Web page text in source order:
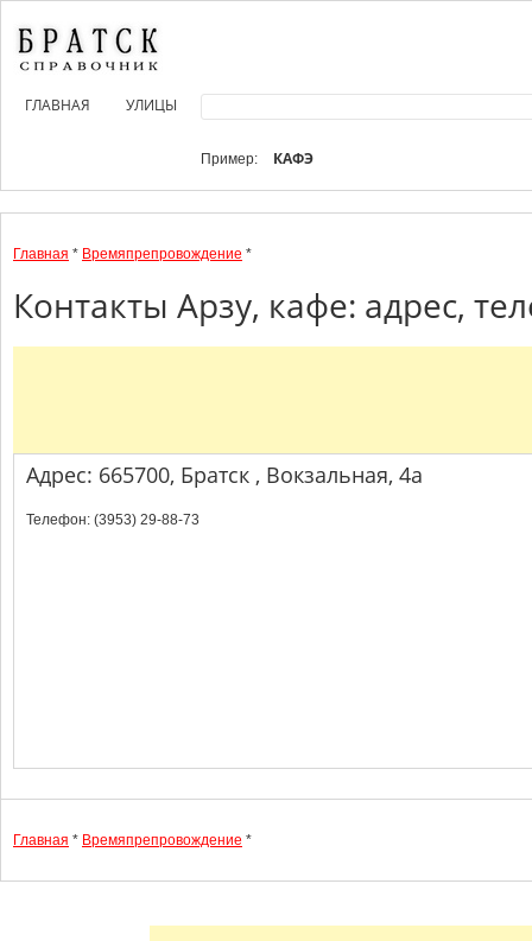
ГЛАВНАЯ УЛИЦЫ
Пример: КАФЭ
Главная * Времяпрепровождение *
Контакты Арзу, кафе: адрес,
Адрес: 665700, Братск , Вокзальная, 4а
Телефон: (3953) 29-88-73
Главная * Времяпрепровождение *